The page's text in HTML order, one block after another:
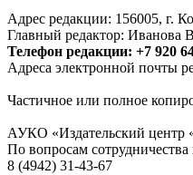
Адрес редакции: 156005, г.
Главный редактор: Иванова
Телефон редакции: +7 920
Адреса электронной почты
Частичное или полное
АУКО «Издательский центр
По вопросам
8 (4942) 31-43-67